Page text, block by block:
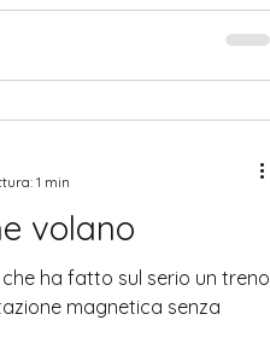
volano
ha fatto sul serio un treno
magnetica senza
1 min